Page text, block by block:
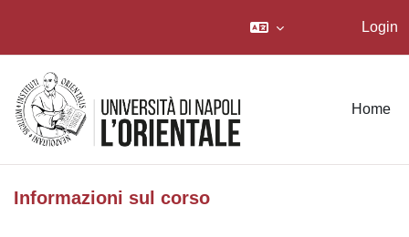
Login
Home
Informazioni sul corso